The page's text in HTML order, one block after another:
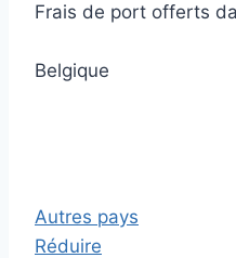
Frais de port offerts
Belgique
Autres pays
Réduire